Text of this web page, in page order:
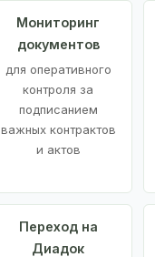
Мониторинг
документов
для оперативного
контроля за
подписанием
важных контрактов
и актов
Переход на
Диадок